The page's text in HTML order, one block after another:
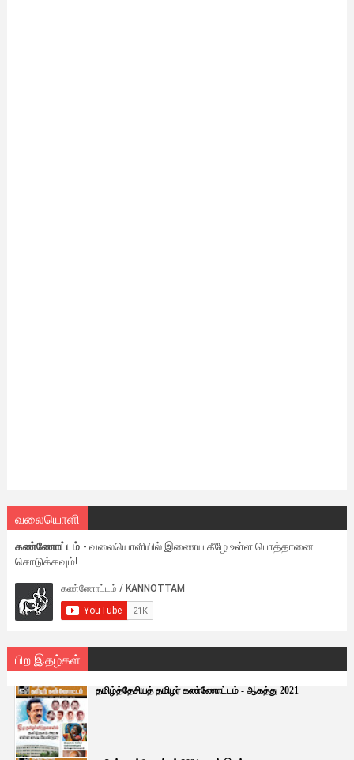
வலையொளி
கண்ணோட்டம் - வலையொளியில் இணைய கீழே உள்ள பொத்தானை
சொடுக்கவும்!
பிற இதழ்கள்
தமிழ்த்தேசியத் தமிழர் கண்ணோட்டம் - ஆகத்து 2021
...